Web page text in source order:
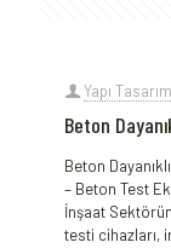
Yapı
Beton
Beton
– Beton Test
İnşaat
testi cihazları,